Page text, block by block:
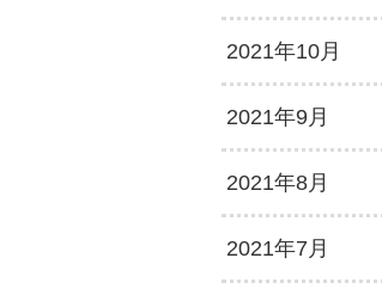
2021年10月
2021年9月
2021年8月
2021年7月